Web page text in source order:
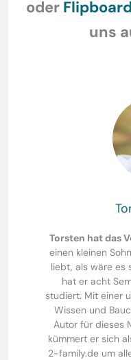
oder Flipboard
uns
Torsten hat das
einen kleinen
liebt, als wäre es
hat er acht
studiert. Mit einer
Wissen und
Autor für dieses
kümmert er sich
2-family.de um